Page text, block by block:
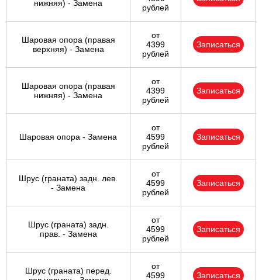
нижняя) - Замена
рублей
Шаровая опора (правая
верхняя) - Замена
от
4399
рублей
Записаться
Шаровая опора (правая
нижняя) - Замена
от
4399
рублей
Записаться
Шаровая опора - Замена
от
4599
рублей
Записаться
Шрус (граната) задн. лев.
- Замена
от
4599
рублей
Записаться
Шрус (граната) задн.
прав. - Замена
от
4599
рублей
Записаться
Шрус (граната) перед.
от
4599
Записаться